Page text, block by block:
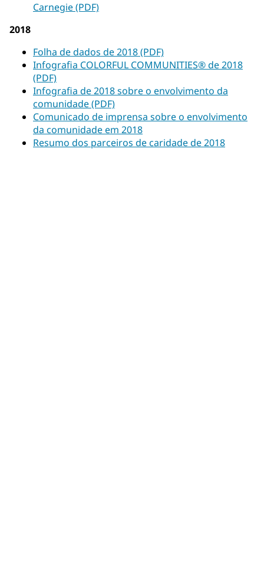
Carnegie (PDF)
2018
Folha de dados de 2018 (PDF)
Infografia COLORFUL COMMUNITIES® de 2018
(PDF)
Infografia de 2018 sobre o envolvimento da
comunidade (PDF)
Comunicado de imprensa sobre o envolvimento
da comunidade em 2018
Resumo dos parceiros de caridade de 2018